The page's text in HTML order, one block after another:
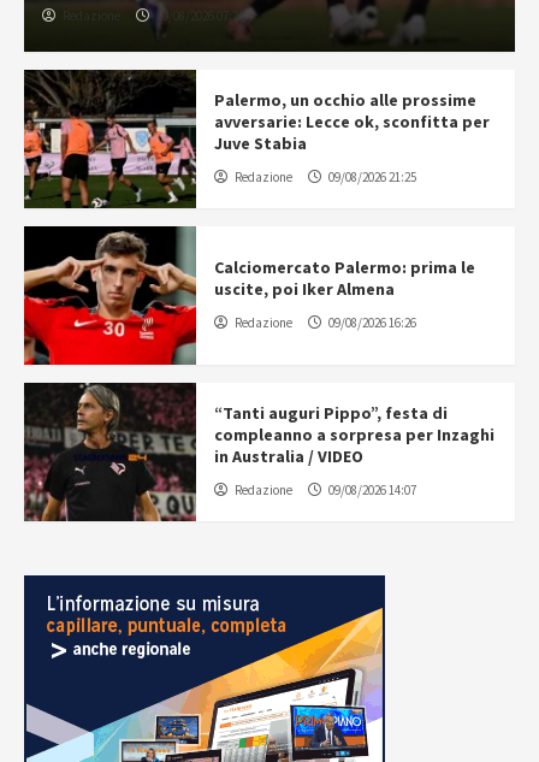
Redazione 10/08/2026 07:23
Palermo, un occhio alle prossime
avversarie: Lecce ok, sconfitta per
Juve Stabia
Redazione 09/08/2026 21:25
Calciomercato Palermo: prima le
uscite, poi Iker Almena
Redazione 09/08/2026 16:26
“Tanti auguri Pippo”, festa di
compleanno a sorpresa per Inzaghi
in Australia / VIDEO
Redazione 09/08/2026 14:07